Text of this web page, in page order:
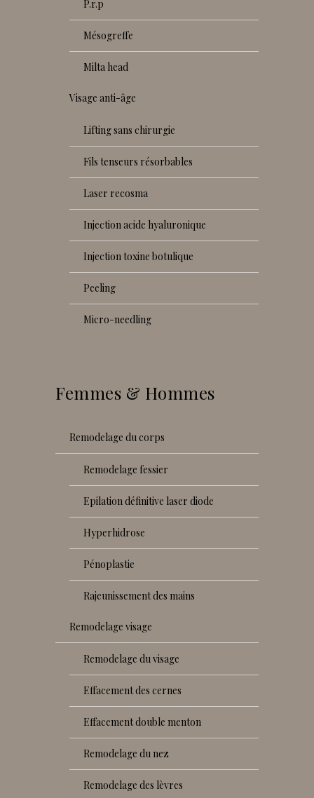
p.r.p
mésogreffe
milta head
visage anti-âge
lifting sans chirurgie
fils tenseurs résorbables
laser recosma
injection acide hyaluronique
injection toxine botulique
peeling
micro-needling
Femmes & Hommes
remodelage du corps
remodelage fessier
epilation définitive laser diode
hyperhidrose
pénoplastie
rajeunissement des mains
remodelage visage
remodelage du visage
effacement des cernes
effacement double menton
remodelage du nez
remodelage des lèvres